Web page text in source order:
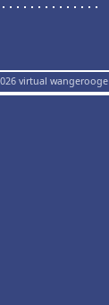
virtual wangerooge